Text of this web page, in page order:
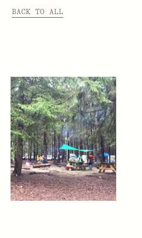
BACK TO ALL